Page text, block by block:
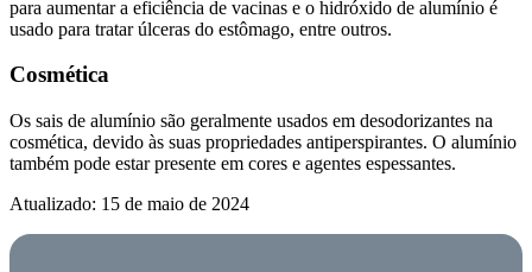
para aumentar a eficiência de vacinas e o hidróxido de alumínio é
usado para tratar úlceras do estômago, entre outros.
Cosmética
Os sais de alumínio são geralmente usados em desodorizantes na
cosmética, devido às suas propriedades antiperspirantes. O alumínio
também pode estar presente em cores e agentes espessantes.
Atualizado: 15 de maio de 2024